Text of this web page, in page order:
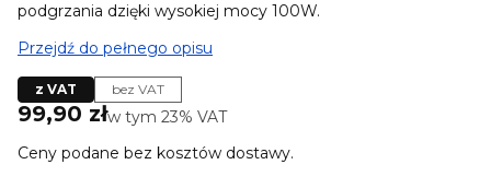
podgrzania dzięki wysokiej mocy 100W.
Przejdź do pełnego opisu
z VAT bez VAT
Cena
99,90 złw tym 23% VAT
w tym 23% VAT
Ceny podane bez kosztów dostawy.